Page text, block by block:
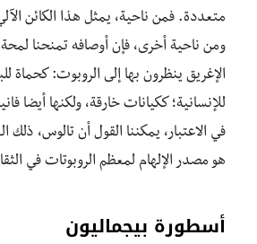
متعددة. فمن ناحية، يمثل هذا الكائن
ومن ناحية أخرى، فإن أوصافه تمنحنا
الإغريق ينظرون بها إلى الروبوت: كحماة
للإنسانية؛ ككيانات خارقة، ولكنها أيضا
في الاعتبار، يمكننا القول أن تالوس، ذلك
هو مصدر الإلهام لمعظم الروبوتات في
أسطورة بيجماليون